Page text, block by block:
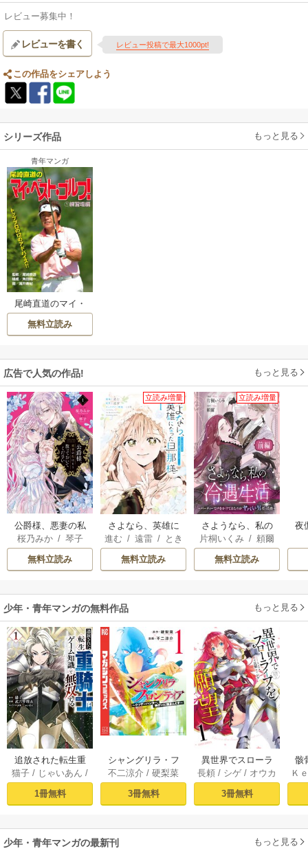
レビュー募集中！
レビューを書く レビュー投稿で最大1000pt!
この作品をシェアしよう
シリーズ作品 もっと見る
青年マンガ
尾崎直道のマイ・
ベスト・ゴルフ!(1)
練習場編
無料立読み
広告で人気の作品! もっと見る
公爵様、悪妻の私
はもう放っておい
てください
桜乃みか/ 琴子
無料立読み
立読み増量
さよなら、英雄に
なった旦那様 ～
ただ祈るだけの役
立たずな妻のはず
進む / 遠雷/ とき
間
無料立読み
立読み増量
さようなら、私の
冷遇生活 ～パーテ
ィーで声をかけて
きたのがヤバい男
片桐いくみ / 頼爾
無料立読み
夜
少年・青年マンガの無料作品 もっと見る
追放された転生重
騎士はゲーム知識
で無双する（１）
猫子 / じゃいあん /
武六甲理衣
1冊無料
シャングリラ・フ
ロンティア（１）
～クソゲーハン
ター、神ゲーに挑
不二涼介 /硬梨菜
3冊無料
異世界でスローラ
イフを（願望） 1
長頼 / シゲ / オウカ
3冊無料
骸
異
Ｋ
少年・青年マンガの最新刊 もっと見る